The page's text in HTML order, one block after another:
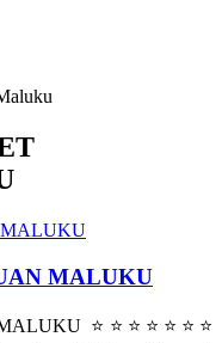
MALUKU
⭐⭐⭐⭐⭐⭐⭐